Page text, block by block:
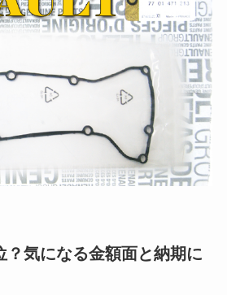
？気になる金額面と納期に